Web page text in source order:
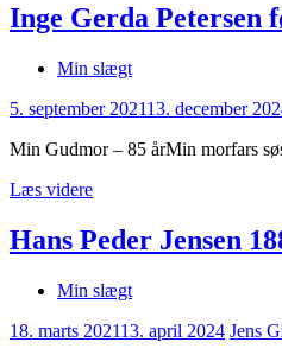
Inge Gerda Petersen
Min slægt
5. september 202113. december
Min Gudmor – 85 årMin morfars
Læs videre
Hans Peder Jensen
Min slægt
18. marts 202113. april 2024 Jens